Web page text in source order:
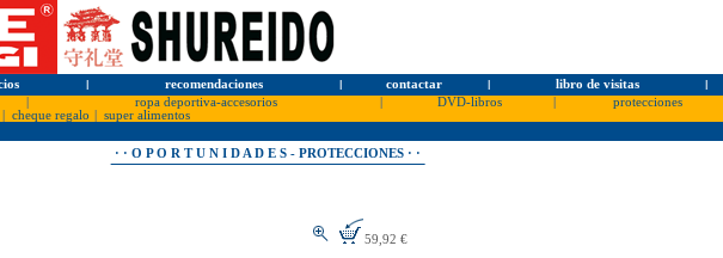
l recomendaciones l contactar l libro de visitas l
ropa deportiva-accesorios DVD-libros protecciones
cheque regalo
super alimentos
· · O P O R T U N I D A D E S - PROTECCIONES · ·
59,92 €